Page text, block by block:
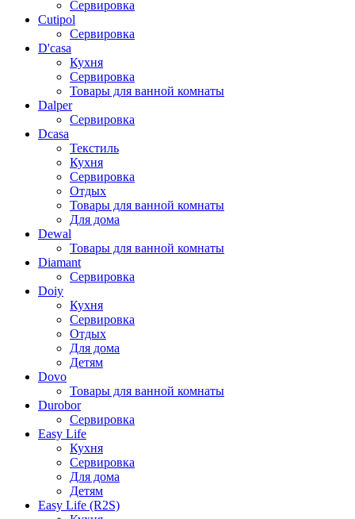
Сервировка
Cutipol
Сервировка
D'casa
Кухня
Сервировка
Товары для ванной комнаты
Dalper
Сервировка
Dcasa
Текстиль
Кухня
Сервировка
Отдых
Товары для ванной комнаты
Для дома
Dewal
Товары для ванной комнаты
Diamant
Сервировка
Doiy
Кухня
Сервировка
Отдых
Для дома
Детям
Dovo
Товары для ванной комнаты
Durobor
Сервировка
Easy Life
Кухня
Сервировка
Для дома
Детям
Easy Life (R2S)